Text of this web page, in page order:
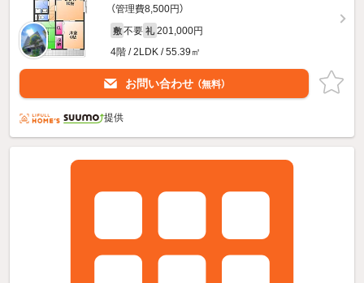
（管理費8,500円）
敷 不要 礼 201,000円
4階 / 2LDK / 55.39㎡
お問い合わせ （無料）
提供